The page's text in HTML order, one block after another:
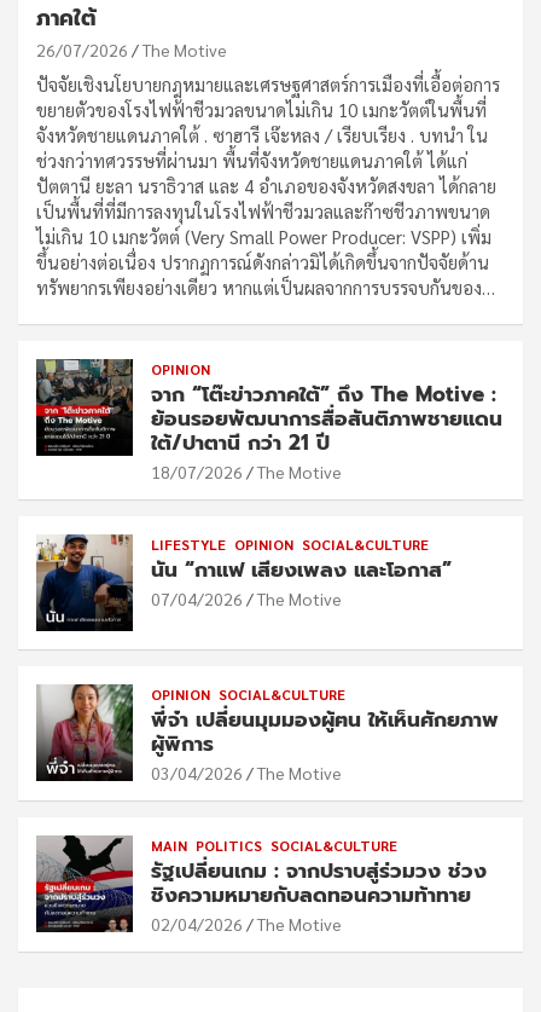
ภาคใต้
26/07/2026 The Motive
ปัจจัยเชิงนโยบายกฎหมายและเศรษฐศาสตร์การเมืองที่เอื้อต่อการ
ขยายตัวของโรงไฟฟ้าชีวมวลขนาดไม่เกิน 10 เมกะวัตต์ในพื้นที่
จังหวัดชายแดนภาคใต้ . ซาฮารี เจ๊ะหลง / เรียบเรียง . บทนำ ใน
ช่วงกว่าทศวรรษที่ผ่านมา พื้นที่จังหวัดชายแดนภาคใต้ ได้แก่
ปัตตานี ยะลา นราธิวาส และ 4 อำเภอของจังหวัดสงขลา ได้กลาย
เป็นพื้นที่ที่มีการลงทุนในโรงไฟฟ้าชีวมวลและก๊าซชีวภาพขนาด
ไม่เกิน 10 เมกะวัตต์ (Very Small Power Producer: VSPP) เพิ่ม
ขึ้นอย่างต่อเนื่อง ปรากฏการณ์ดังกล่าวมิได้เกิดขึ้นจากปัจจัยด้าน
ทรัพยากรเพียงอย่างเดียว หากแต่เป็นผลจากการบรรจบกันของ…
OPINION
จาก “โต๊ะข่าวภาคใต้” ถึง The Motive :
ย้อนรอยพัฒนาการสื่อสันติภาพชายแดน
ใต้/ปาตานี กว่า 21 ปี
18/07/2026 The Motive
LIFESTYLE OPINION SOCIAL&CULTURE
นัน “กาแฟ เสียงเพลง และโอกาส”
07/04/2026 The Motive
OPINION SOCIAL&CULTURE
พี่จ๋า เปลี่ยนมุมมองผู้ฅน ให้เห็นศักยภาพ
ผู้พิการ
03/04/2026 The Motive
MAIN POLITICS SOCIAL&CULTURE
รัฐเปลี่ยนเกม : จากปราบสู่ร่วมวง ช่วง
ชิงความหมายกับลดทอนความท้าทาย
02/04/2026 The Motive